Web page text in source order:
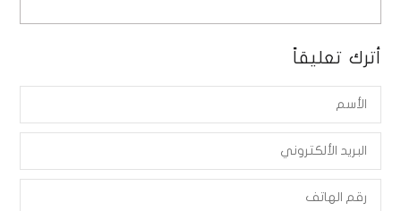
أترك تعليقاً